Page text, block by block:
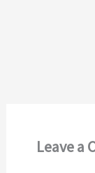
Leave a